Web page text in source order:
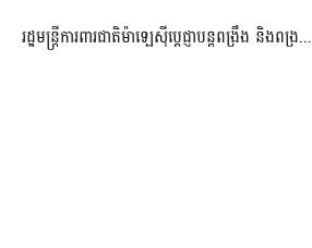
រដ្ឋមន្ត្រីការពារជាតិម៉ាឡេស៊ីប្ដេជ្ញាបន្តពង្រឹង និងពង្រ...